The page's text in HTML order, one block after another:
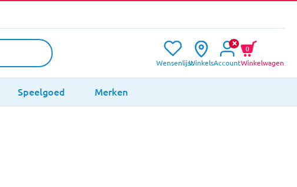
WensenlijstWinkelsAccountWinkelwagen
0
Speelgoed Merken